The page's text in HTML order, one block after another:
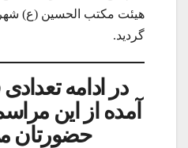
هیئت مکتب الحسین (ع) شهر
گردید.
در ادامه
آمده از این
حضورتان